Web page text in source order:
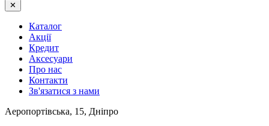
✕
Каталог
Акції
Кредит
Аксесуари
Про нас
Контакти
Зв'язатися з нами
Аеропортівська, 15, Дніпро